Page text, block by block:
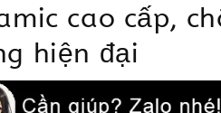
cao cấp,
hiện đại